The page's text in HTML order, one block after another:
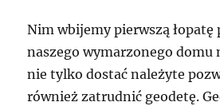
Nim wbijemy pierwszą łopatę
naszego wymarzonego domu
nie tylko dostać należyte
również zatrudnić geodetę.